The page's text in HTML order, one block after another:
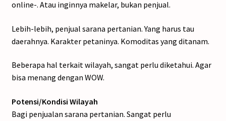
online-. Atau inginnya makelar, bukan penjual.
Lebih-lebih, penjual sarana pertanian. Yang harus tau
daerahnya. Karakter petaninya. Komoditas yang ditanam.
Beberapa hal terkait wilayah, sangat perlu diketahui. Agar
bisa menang dengan WOW.
Potensi/Kondisi Wilayah
Bagi penjualan sarana pertanian. Sangat perlu